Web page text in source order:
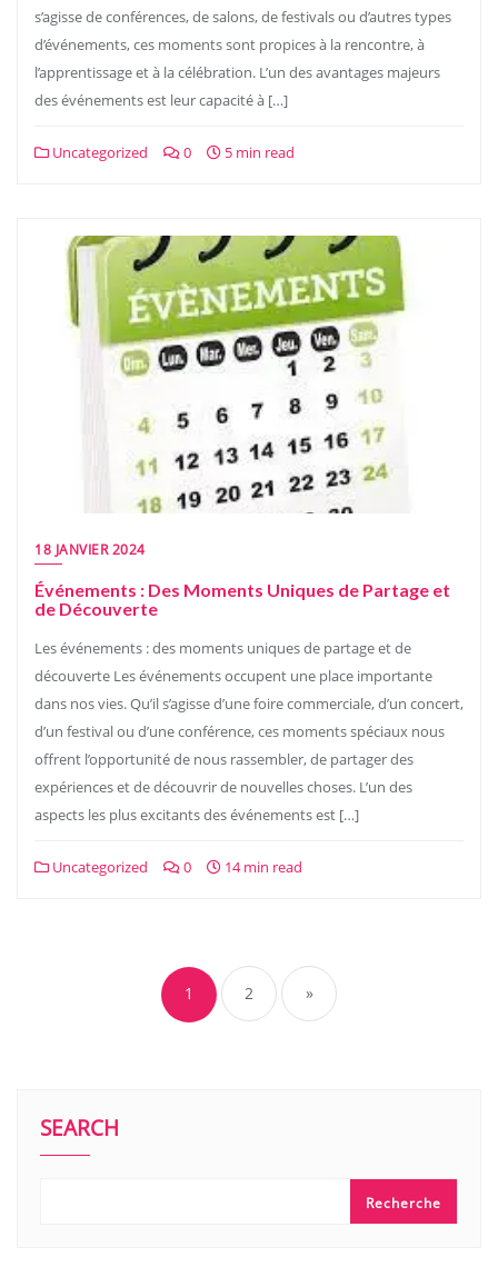
s’agisse de conférences, de salons, de festivals ou d’autres types
d’événements, ces moments sont propices à la rencontre, à
l’apprentissage et à la célébration. L’un des avantages majeurs
des événements est leur capacité à […]
Uncategorized 0 5 min read
18 JANVIER 2024
Événements : Des Moments Uniques de Partage et
de Découverte
Les événements : des moments uniques de partage et de
découverte Les événements occupent une place importante
dans nos vies. Qu’il s’agisse d’une foire commerciale, d’un concert,
d’un festival ou d’une conférence, ces moments spéciaux nous
offrent l’opportunité de nous rassembler, de partager des
expériences et de découvrir de nouvelles choses. L’un des
aspects les plus excitants des événements est […]
Uncategorized 0 14 min read
pagination
1 2 »
SEARCH
Recherche